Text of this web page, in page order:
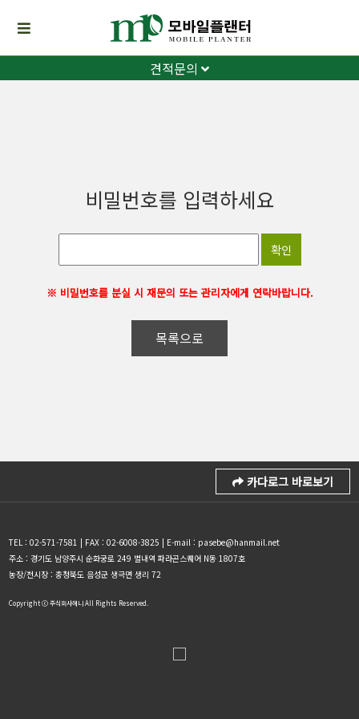
견적문의
비밀번호를 입력하세요
※ 비밀번호를 분실 시 재문의 또는 관리자에게 연락바랍니다.
목록으로
카다로그 바로보기
TEL : 02-571-7581 | FAX : 02-6008-3825 | E-mail : pasebe@hanmail.net
주소 : 경기도 남양주시 순화궁로 249 별내역 파라곤스퀘어 N동 1807호
농장/전시장 : 충청북도 음성군 생극면 생리 72
Copyright ⓒ 주식회사헤니 All Rights Reserved.